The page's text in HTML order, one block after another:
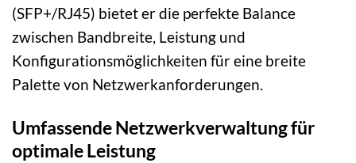
(SFP+/RJ45) bietet er die perfekte Balance
zwischen Bandbreite, Leistung und
Konfigurationsmöglichkeiten für eine breite
Palette von Netzwerkanforderungen.
Umfassende Netzwerkverwaltung für
optimale Leistung